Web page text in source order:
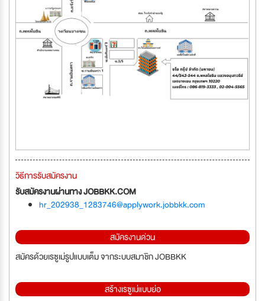
วิธีการรับสมัครงาน
รับสมัครงานผ่านทาง JOBBKK.COM
hr_202938_1283746@applywork.jobbkk.com
สมัครงานด่วน
สมัครด้วยเรซูเม่รูปแบบเต็ม จากระบบสมาชิก JOBBKK
สร้างเรซูเม่แบบย่อ